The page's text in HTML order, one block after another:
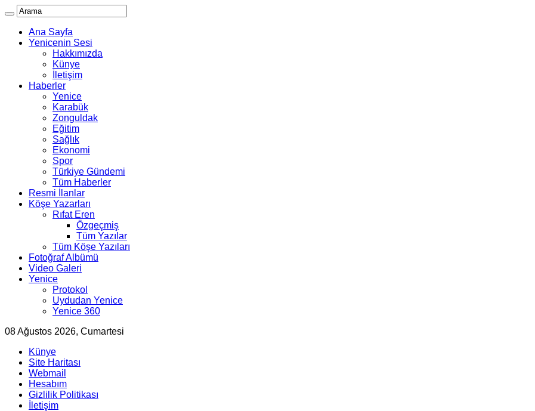
Ana Sayfa
Yenicenin Sesi
Hakkımızda
Künye
İletişim
Haberler
Yenice
Karabük
Zonguldak
Eğitim
Sağlık
Ekonomi
Spor
Türkiye Gündemi
Tüm Haberler
Resmi İlanlar
Köşe Yazarları
Rıfat Eren
Özgeçmiş
Tüm Yazılar
Tüm Köşe Yazıları
Fotoğraf Albümü
Video Galeri
Yenice
Protokol
Uydudan Yenice
Yenice 360
08 Ağustos 2026, Cumartesi
Künye
Site Haritası
Webmail
Hesabım
Gizlilik Politikası
İletişim